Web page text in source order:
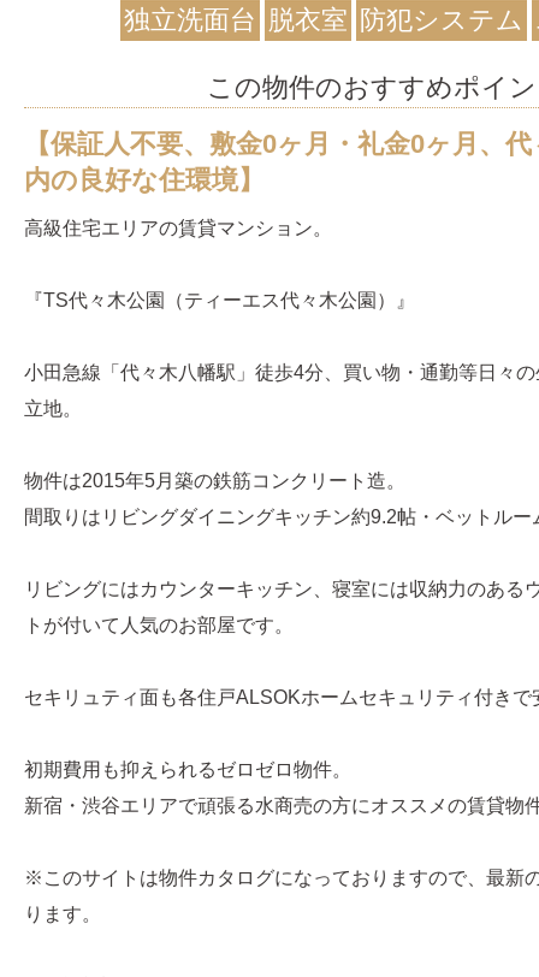
独立洗面台 脱衣室 防犯システム
この物件のおすすめポイ
【保証人不要、敷金0ヶ月・礼金0ヶ月、
内の良好な住環境】
高級住宅エリアの賃貸マンション。
『TS代々木公園（ティーエス代々木公園）』
小田急線「代々木八幡駅」徒歩4分、買い物・通勤等日々
立地。
物件は2015年5月築の鉄筋コンクリート造。
間取りはリビングダイニングキッチン約9.2帖・ベットル
リビングにはカウンターキッチン、寝室には収納力のある
トが付いて人気のお部屋です。
セキリュティ面も各住戸ALSOKホームセキュリティ付きで
初期費用も抑えられるゼロゼロ物件。
新宿・渋谷エリアで頑張る水商売の方にオススメの賃貸物
※このサイトは物件カタログになっておりますので、最新
ります。